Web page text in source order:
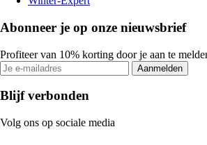
Abonneer je op onze nieuwsbrief
Profiteer van 10% korting door je aan te
Aanmelden
Blijf verbonden
Volg ons op sociale media